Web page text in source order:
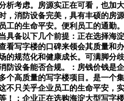
析考虑。房源实正在可看，也
，消防设备完美，具有丰硕的
工的生命平安。便利员工的通
具备以下几个前提：正在选择
看写字楼的口碑来领会其质量
的规范化和健康成长。可满脚
防设备能否合规。：房钱价钱
个高质量的写字楼项目。是一
不只关乎企业员工的生命平安
！：企业正在选购海淀大型写